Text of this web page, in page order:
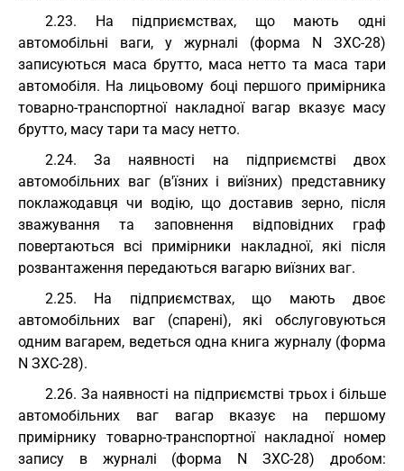
2.23. На підприємствах, що мають одні
автомобільні ваги, у журналі (форма N ЗХС-28)
записуються маса брутто, маса нетто та маса тари
автомобіля. На лицьовому боці першого примірника
товарно-транспортної накладної вагар вказує масу
брутто, масу тари та масу нетто.
2.24. За наявності на підприємстві двох
автомобільних ваг (в'їзних і виїзних) представнику
поклажодавця чи водію, що доставив зерно, після
зважування та заповнення відповідних граф
повертаються всі примірники накладної, які після
розвантаження передаються вагарю виїзних ваг.
2.25. На підприємствах, що мають двоє
автомобільних ваг (спарені), які обслуговуються
одним вагарем, ведеться одна книга журналу (форма
N ЗХС-28).
2.26. За наявності на підприємстві трьох і більше
автомобільних ваг вагар вказує на першому
примірнику товарно-транспортної накладної номер
запису в журналі (форма N ЗХС-28) дробом: